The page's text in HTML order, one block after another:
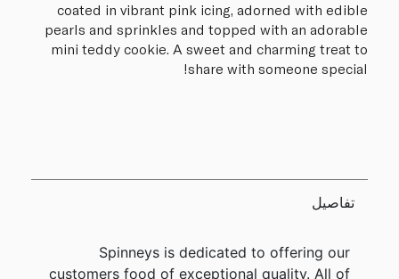
coated in vibrant pink icing, adorned with edible
pearls and sprinkles and topped with an adorable
mini teddy cookie. A sweet and charming treat to
share with someone special!
تفاصيل
Spinneys is dedicated to offering our
customers food of exceptional quality. All of